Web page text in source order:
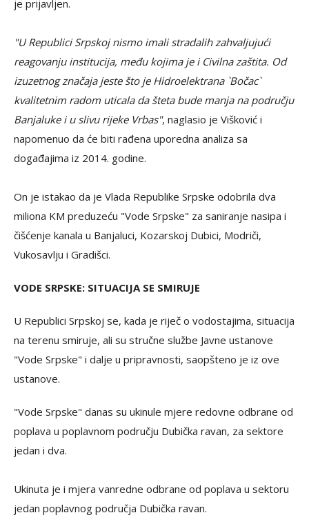
je prijavljen.
"U Republici Srpskoj nismo imali stradalih zahvaljujući
reagovanju institucija, među kojima je i Civilna zaštita. Od
izuzetnog značaja jeste što je Hidroelektrana `Bočac`
kvalitetnim radom uticala da šteta bude manja na području
Banjaluke i u slivu rijeke Vrbas", naglasio je Višković i
napomenuo da će biti rađena uporedna analiza sa
događajima iz 2014. godine.
On je istakao da je Vlada Republike Srpske odobrila dva
miliona KM preduzeću "Vode Srpske" za saniranje nasipa i
čišćenje kanala u Banjaluci, Kozarskoj Dubici, Modriči,
Vukosavlju i Gradišci.
VODE SRPSKE: SITUACIJA SE SMIRUJE
U Republici Srpskoj se, kada je riječ o vodostajima, situacija
na terenu smiruje, ali su stručne službe Javne ustanove
"Vode Srpske" i dalje u pripravnosti, saopšteno je iz ove
ustanove.
"Vode Srpske" danas su ukinule mjere redovne odbrane od
poplava u poplavnom području Dubička ravan, za sektore
jedan i dva.
Ukinuta je i mjera vanredne odbrane od poplava u sektoru
jedan poplavnog područja Dubička ravan.